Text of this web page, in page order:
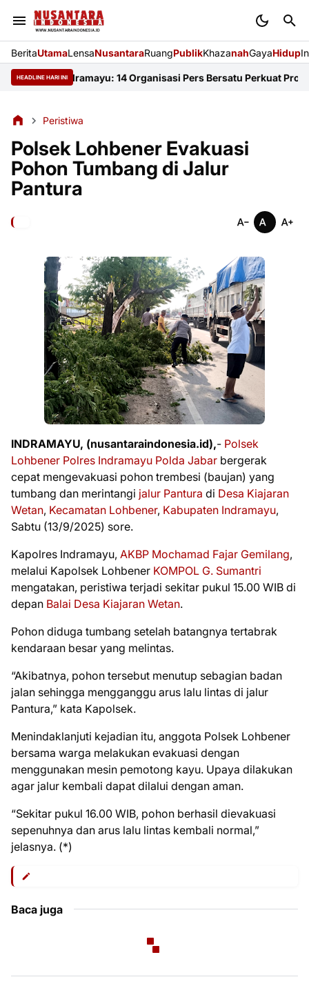
BeritaUtamaLensaNusantaraRuangPublikKhazanahGayaHidup
HEADLINE HARI INI
FKJI Indramayu: 14 Organisasi Pers Bersatu Perkuat
Peristiwa
Polsek Lohbener Evakuasi
Pohon Tumbang di Jalur
Pantura
INDRAMAYU, (nusantaraindonesia.id),- Polsek
Lohbener Polres Indramayu Polda Jabar bergerak
cepat mengevakuasi pohon trembesi (baujan) yang
tumbang dan merintangi jalur Pantura di Desa Kiajaran
Wetan, Kecamatan Lohbener, Kabupaten Indramayu,
Sabtu (13/9/2025) sore.
Kapolres Indramayu, AKBP Mochamad Fajar Gemilang,
melalui Kapolsek Lohbener KOMPOL G. Sumantri
mengatakan, peristiwa terjadi sekitar pukul 15.00 WIB di
depan Balai Desa Kiajaran Wetan.
Pohon diduga tumbang setelah batangnya tertabrak
kendaraan besar yang melintas.
“Akibatnya, pohon tersebut menutup sebagian badan
jalan sehingga mengganggu arus lalu lintas di jalur
Pantura,” kata Kapolsek.
Menindaklanjuti kejadian itu, anggota Polsek Lohbener
bersama warga melakukan evakuasi dengan
menggunakan mesin pemotong kayu. Upaya dilakukan
agar jalur kembali dapat dilalui dengan aman.
“Sekitar pukul 16.00 WIB, pohon berhasil dievakuasi
sepenuhnya dan arus lalu lintas kembali normal,”
jelasnya. (*)
Baca juga